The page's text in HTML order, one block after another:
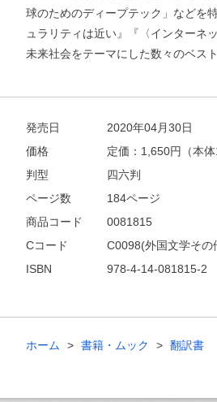
球のためのディープテック」などを
ュラリティは近い』『〈インターネ
未来社会をテーマにした数々のベス
発売日
2020年04月30日
価格
定価： 1,650円（本体
判型
四六判
ページ数
184ページ
商品コード
0081815
Cコード
C0098(外国文学その
ISBN
978-4-14-081815-2
ホーム 書籍・ムック 翻訳書